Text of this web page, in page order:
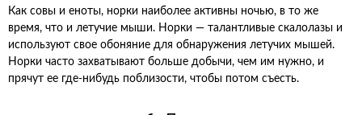
Как совы и еноты, норки наиболее активны ночью, в то же
время, что и летучие мыши. Норки — талантливые скалолазы и
используют свое обоняние для обнаружения летучих мышей.
Норки часто захватывают больше добычи, чем им нужно, и
прячут ее где-нибудь поблизости, чтобы потом съесть.